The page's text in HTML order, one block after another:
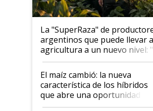
La "SuperRaza" de
argentinos que puede llevar
agricultura a un nuevo nivel:
posibilidades de crecimiento
infinitas"
El maíz cambió: la nueva
característica de los híbridos
que abre una oportunidad en
el lote